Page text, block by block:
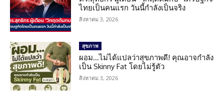
ไทยเป็นคนแรก วันนี้กำลังเป็นจริง
สิงหาคม 3, 2026
สุขภาพ
ผอม…ไม่ได้แปลว่าสุขภาพดี! คุณอาจกำลัง
เป็น Skinny Fat โดยไม่รู้ตัว
สิงหาคม 3, 2026